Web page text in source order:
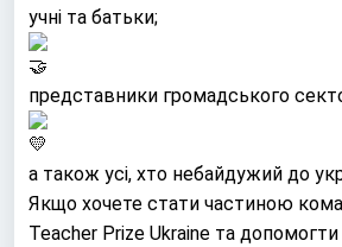
учні та батьки;
представники громадського
а також усі, хто небайдужий до
Якщо хочете стати частиною
Teacher Prize Ukraine та